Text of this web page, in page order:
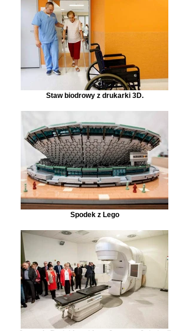
Staw biodrowy z drukarki 3D.
Spodek z Lego